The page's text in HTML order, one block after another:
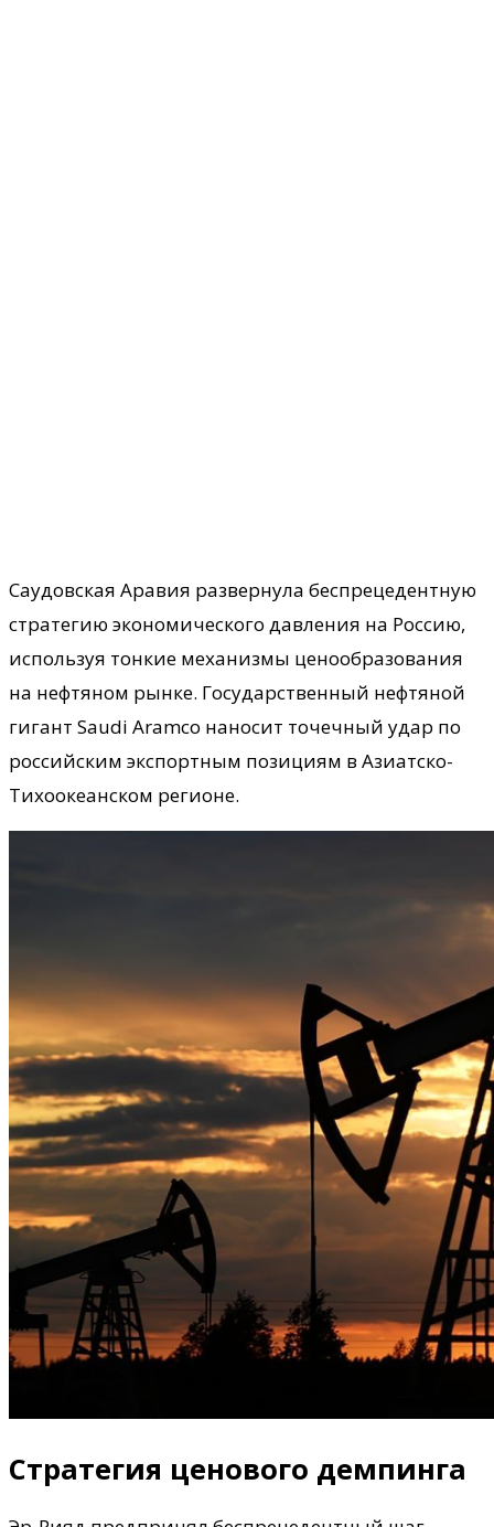
Саудовская Аравия развернула беспрецедентную
стратегию экономического давления на Россию,
используя тонкие механизмы ценообразования
на нефтяном рынке. Государственный нефтяной
гигант Saudi Aramco наносит точечный удар по
российским экспортным позициям в Азиатско-
Тихоокеанском регионе.
Стратегия ценового демпинга